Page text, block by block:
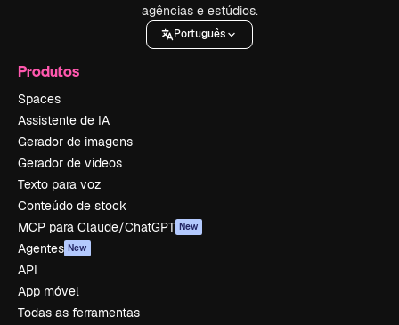
agências e estúdios.
Português
Produtos
Spaces
Assistente de IA
Gerador de imagens
Gerador de vídeos
Texto para voz
Conteúdo de stock
MCP para Claude/ChatGPT New
Agentes New
API
App móvel
Todas as ferramentas